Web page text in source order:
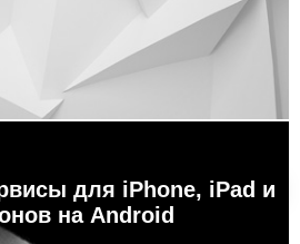
для iPhone, iPad и
на Android